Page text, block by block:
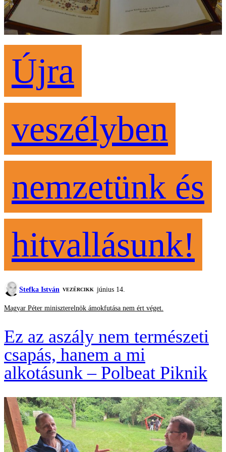
Újra
veszélyben
nemzetünk és
hitvallásunk!
Stefka István VEZÉRCIKK június 14.
Magyar Péter miniszterelnök ámokfutása nem ért véget.
Ez az aszály nem természeti
csapás, hanem a mi
alkotásunk – Polbeat Piknik